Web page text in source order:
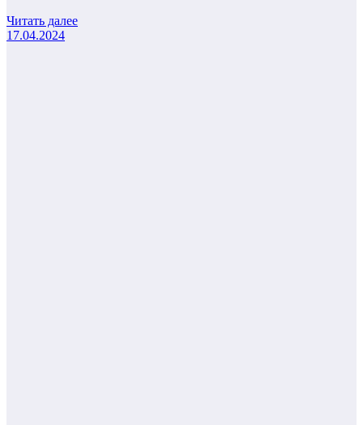
Читать далее
17.04.2024